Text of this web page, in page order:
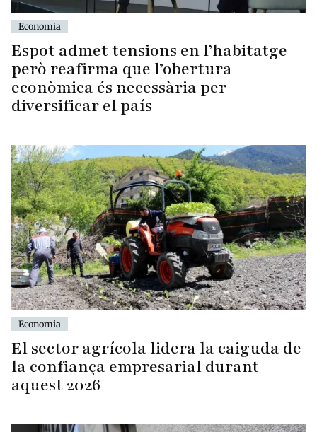
Economia
Espot admet tensions en l’habitatge
però reafirma que l’obertura
econòmica és necessària per
diversificar el país
Economia
El sector agrícola lidera la caiguda de
la confiança empresarial durant
aquest 2026